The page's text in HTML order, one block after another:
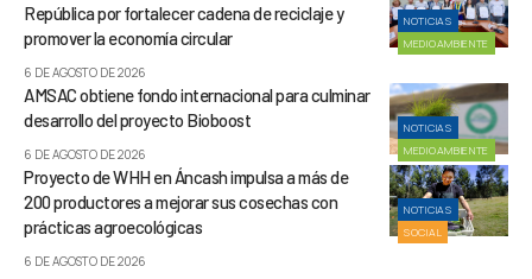
NOTICIAS
MEDIOAMBIENTE
República por fortalecer cadena de reciclaje y
promover la economía circular
6 DE AGOSTO DE 2026
NOTICIAS
MEDIOAMBIENTE
AMSAC obtiene fondo internacional para culminar
desarrollo del proyecto Bioboost
6 DE AGOSTO DE 2026
NOTICIAS
SOCIAL
Proyecto de WHH en Áncash impulsa a más de
200 productores a mejorar sus cosechas con
prácticas agroecológicas
6 DE AGOSTO DE 2026